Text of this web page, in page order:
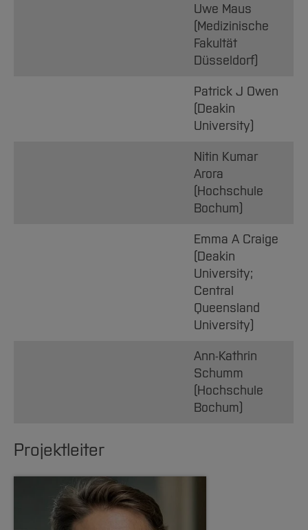
Uwe Maus
(Medizinische
Fakultät
Düsseldorf)
Patrick J Owen
(Deakin
University)
Nitin Kumar
Arora
(Hochschule
Bochum)
Emma A Craige
(Deakin
University;
Central
Queensland
University)
Ann-Kathrin
Schumm
(Hochschule
Bochum)
Projektleiter